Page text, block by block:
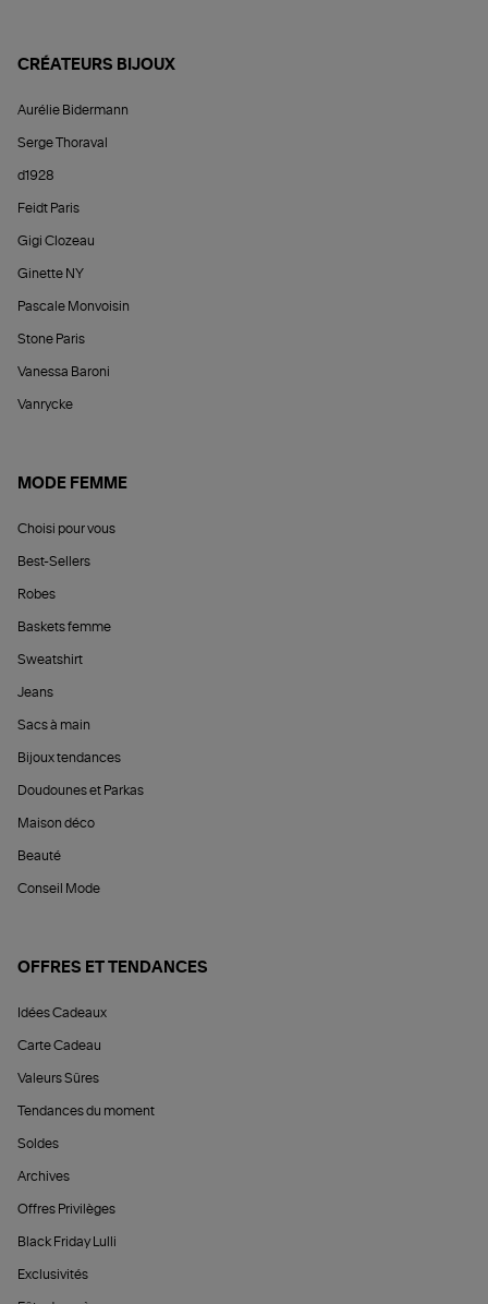
CRÉATEURS BIJOUX
Aurélie Bidermann
Serge Thoraval
d1928
Feidt Paris
Gigi Clozeau
Ginette NY
Pascale Monvoisin
Stone Paris
Vanessa Baroni
Vanrycke
MODE FEMME
Choisi pour vous
Best-Sellers
Robes
Baskets femme
Sweatshirt
Jeans
Sacs à main
Bijoux tendances
Doudounes et Parkas
Maison déco
Beauté
Conseil Mode
OFFRES ET TENDANCES
Idées Cadeaux
Carte Cadeau
Valeurs Sûres
Tendances du moment
Soldes
Archives
Offres Privilèges
Black Friday Lulli
Exclusivités